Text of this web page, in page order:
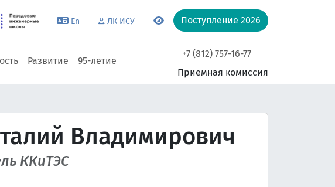
En ЛК ИСУ Поступление 2026
Развитие 95-летие
+7 (812) 757-16-77
Приемная комиссия
Владимирович
ККиТЭС